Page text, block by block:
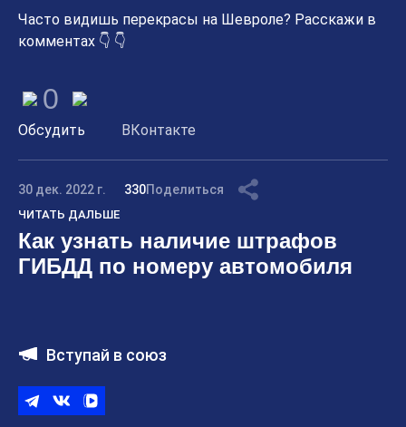
Часто видишь перекрасы на Шевроле? Расскажи в
комментах 👇 👇
0
Обсудить ВКонтакте
30 дек. 2022 г. 330Поделиться
ЧИТАТЬ ДАЛЬШЕ
Как узнать наличие штрафов
ГИБДД по номеру автомобиля
Вступай в союз
TelegramВКонтакте
ВК